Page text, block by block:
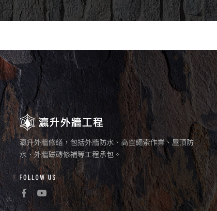
瀛升外牆修繕，包括外牆防水、高空繩索作業、屋頂防
水、外牆磁磚修補等工程承包。
FOLLOW US